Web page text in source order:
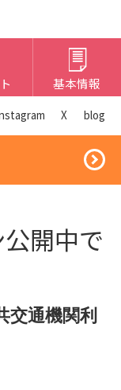
基本情報
X blog
開中で
通機関利